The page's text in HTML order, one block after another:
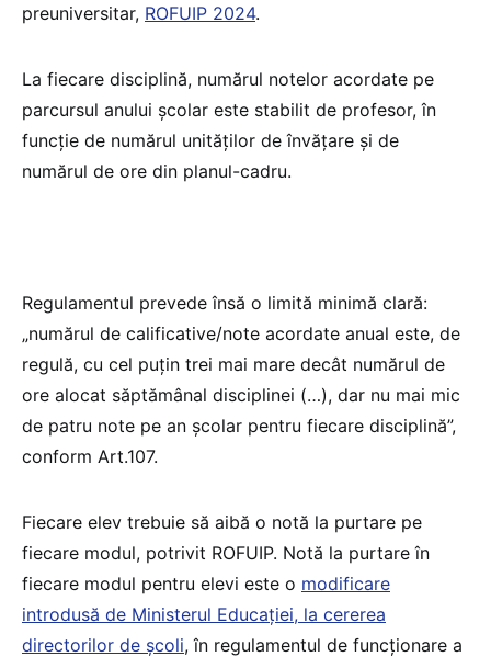
preuniversitar, ROFUIP 2024.
La fiecare disciplină, numărul notelor acordate pe
parcursul anului școlar este stabilit de profesor, în
funcție de numărul unităților de învățare și de
numărul de ore din planul-cadru.
Regulamentul prevede însă o limită minimă clară:
„numărul de calificative/note acordate anual este, de
regulă, cu cel puțin trei mai mare decât numărul de
ore alocat săptămânal disciplinei (…), dar nu mai mic
de patru note pe an școlar pentru fiecare disciplină”,
conform Art.107.
Fiecare elev trebuie să aibă o notă la purtare pe
fiecare modul, potrivit ROFUIP. Notă la purtare în
fiecare modul pentru elevi este o modificare
introdusă de Ministerul Educației, la cererea
directorilor de școli, în regulamentul de funcționare a